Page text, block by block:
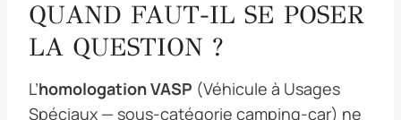
QUAND FAUT-IL SE POSER
LA QUESTION ?
L’homologation VASP (Véhicule à Usages
Spéciaux — sous-catégorie camping-car) ne